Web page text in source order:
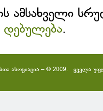
ამსახველი
დებულება.
ასოციაცია – © 2009. ყველა